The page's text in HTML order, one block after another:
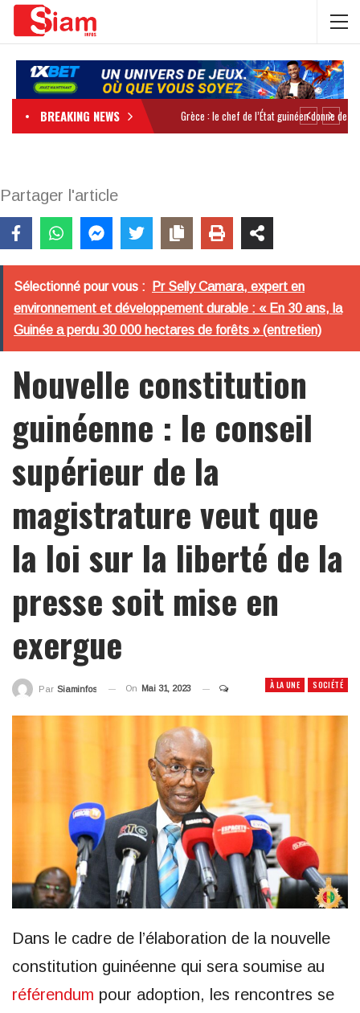
BREAKING NEWS
Partager l'article
Sélectionné pour vous :
Pr Selly Camara, expert en
environnement et développement durable : « En 30 ans, la
Guinée a perdu 30 000 hectares de forêts » (entretien)
Nouvelle constitution
guinéenne : le conseil
supérieur de la
magistrature veut que
la loi sur la liberté de la
presse soit mise en
exergue
À LA UNE SOCIÉTÉ
Par Siaminfos On Mai 31, 2023
Dans le cadre de l’élaboration de la nouvelle
constitution guinéenne qui sera soumise au
référendum pour adoption, les rencontres se